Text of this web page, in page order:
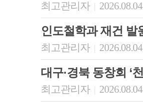
최고관리자
인도철학과 재건 발
최고관리자
대구·경북 동창회 ‘
최고관리자